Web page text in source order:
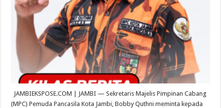
JAMBIEKSPOSE.COM | JAMBI — Sekretaris Majelis Pimpinan Cabang
(MPC) Pemuda Pancasila Kota Jambi, Bobby Quthni meminta kepada